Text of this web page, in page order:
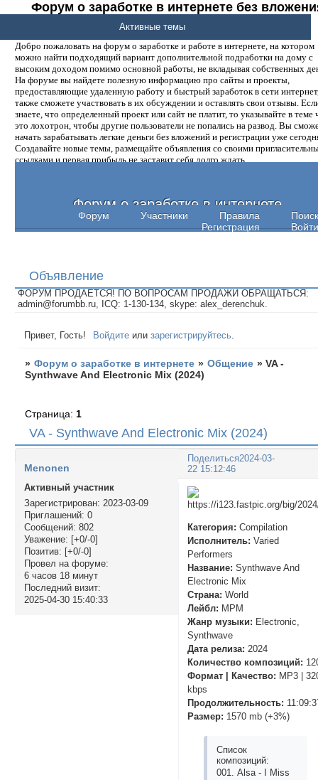
Форум о заработке в интернете без
денег.
Добро пожаловать на форум о заработке и работе в интернете, на котором
можно найти подходящий вариант дополнительной подработки на дому с
высоким доходом помимо основной работы, не вкладывая собственных
На форуме вы найдете полезную информацию про сайты и проекты,
предоставляющие удаленную работу и быстрый заработок в сети
также сможете участвовать в их обсуждении и оставлять свои отзывы.
знаете, что определенный проект или сайт не платит, то указывайте в теме
это лохотрон, чтобы другие пользователи не попались на развод. Вы
начать зарабатывать легкие деньги без вложений и регистрации уже
Создавайте новые темы, размещайте объявления со своими
ссылками и первая прибыль не заставит себя долго ждать.
Форум о заработке в интернете
Форум Участники Правила
Поиск
Регистрация
Войти
Активные темы
Объявление
ФОРУМ ПРОДАЕТСЯ! ПО ВОПРОСАМ ПРОДАЖИ ОБРАЩАТЬСЯ:
admin@forumbb.ru, ICQ: 1-130-134, skype: alex_derenchuk.
Привет, Гость! Войдите илизарегистрируйтесь
» Форум о заработке в интернете » Общение »VA -
Synthwave And Electronic Mix (2024)
VA - Synthwave And Electronic Mix (2024)
Страница: 1
Поделиться2024-03-
22 15:12:46
Menonen
Активный участник
Зарегистрирован: 2023-03-09
Приглашений: 0
Сообщений: 802
Уважение: [+0/-0]
Позитив: [+0/-0]
Провел на форуме:
6 часов 18 минут
Последний визит:
2025-04-30 15:40:33
Категория: Compilation
Исполнитель: Varied
Performers
Название: Synthwave And
Electronic Mix
Страна: World
Лейбл: MPM
Жанр музыки: Electronic,
Synthwave
Дата релиза: 2024
Количество композиций:
Формат | Качество: MP3 |
kbps
Продолжительность:
Размер: 1570 mb (+3%)
Список
композиций:
001. Аlsа - I Miss